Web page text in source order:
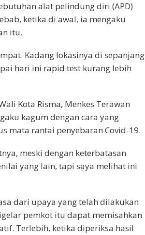
alat pelindung diri (APD)
ketika di awal, ia mengaku
itu.
Kadang lokasinya di sepanjang
hari ini rapid test kurang lebih
Kota Risma, Menkes Terawan
kagum dengan cara yang
mata rantai penyebaran Covid-19.
meski dengan keterbatasan
yang lain, tapi saya melihat ini
dari upaya yang telah dilakukan
pemkot itu dapat memisahkan
Terlebih, ketika diperiksa hasil